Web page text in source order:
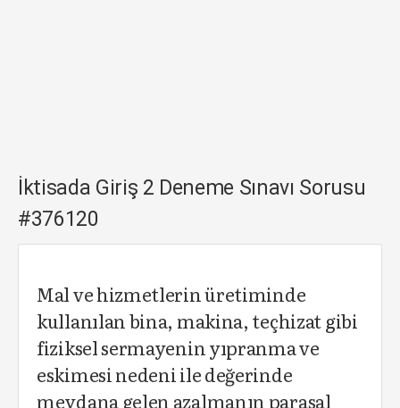
İktisada Giriş 2 Deneme Sınavı Sorusu
#376120
Mal ve hizmetlerin üretiminde
kullanılan bina, makina, teçhizat gibi
fiziksel sermayenin yıpranma ve
eskimesi nedeni ile değerinde
meydana gelen azalmanın parasal